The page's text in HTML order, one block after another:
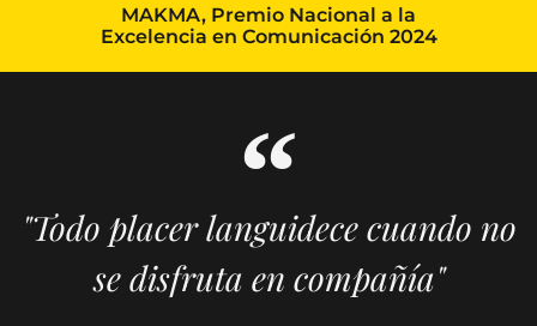
MAKMA, Premio Nacional a la
Excelencia en Comunicación 2024
"Todo placer languidece cuando no
se disfruta en compañía"